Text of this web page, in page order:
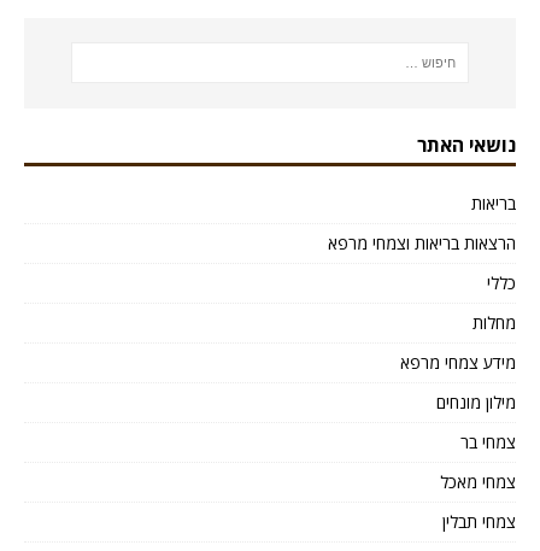
נושאי האתר
בריאות
הרצאות בריאות וצמחי מרפא
כללי
מחלות
מידע צמחי מרפא
מילון מונחים
צמחי בר
צמחי מאכל
צמחי תבלין